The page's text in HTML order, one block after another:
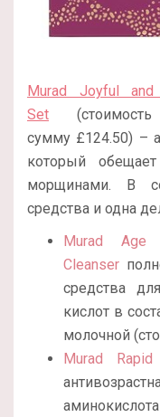
Murad Joyful
Set
сумму £124.50) –
который
морщинами. В
средства и одна
Murad Age
Cleanser
средства
кислот в
молочной
Murad